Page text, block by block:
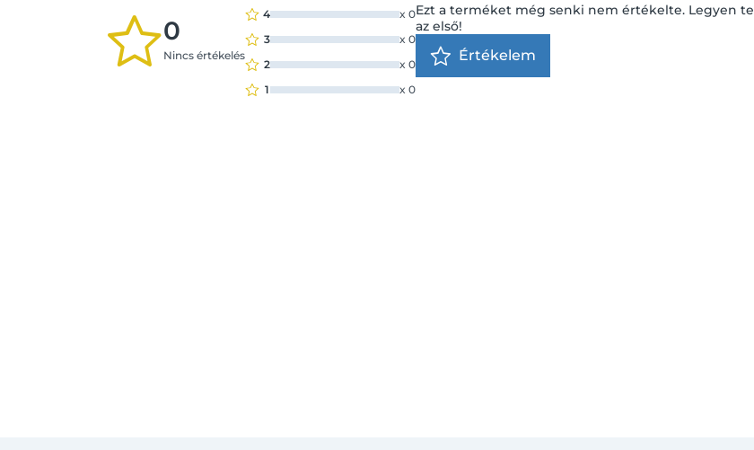
0
Nincs értékelés
4
x 0
3
x 0
2
x 0
1
x 0
Ezt a terméket még senki nem értékelte. Legyen te
az első!
Értékelem